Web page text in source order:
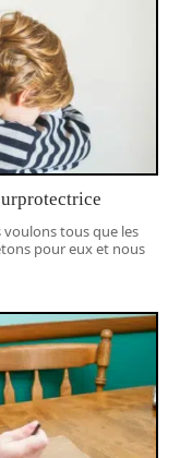
tous que les
pour eux et nous